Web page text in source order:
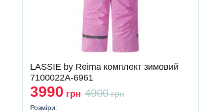
LASSIE by Reima комплект зимовий
7100022A-6961
3990 грн 4900грн
Розміри: